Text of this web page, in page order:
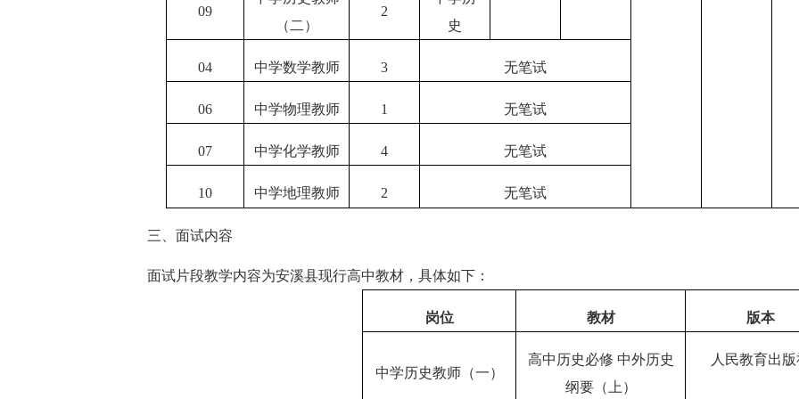
09
（二）
2
史
04 中学数学教师 3 无笔试
06 中学物理教师 1 无笔试
07 中学化学教师 4 无笔试
10 中学地理教师 2 无笔试
三、面试内容
面试片段教学内容为安溪县现行高中教材，具体如下：
岗位 教材 版本
中学历史教师（一）
高中历史必修 中外历史
纲要（上）
人民教育出